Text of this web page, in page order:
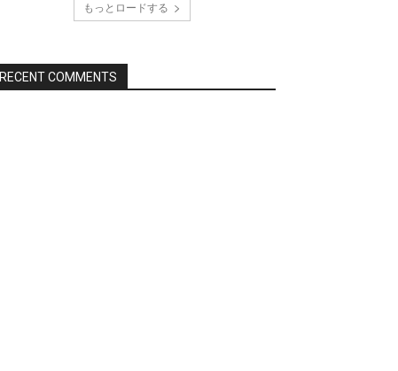
もっとロードする
RECENT COMMENTS